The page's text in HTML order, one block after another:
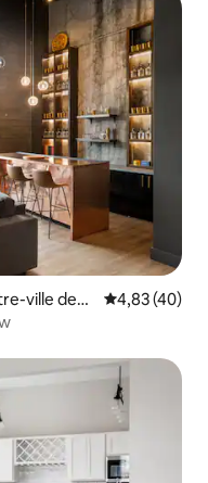
ville des
Évaluation
4,83 (40)